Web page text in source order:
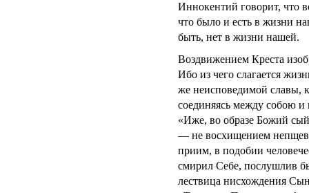
Иннокентий говорит, что
что было и есть в жизни
быть, нет в жизни нашей.
Воздвижением Креста
Ибо из чего слагается
же неисповедимой славы,
соединяясь между собою и
«Иже, во образе Божий
— не восхищением
приим, в подобии
смирил Себе, послушлив
лествица нисхождения